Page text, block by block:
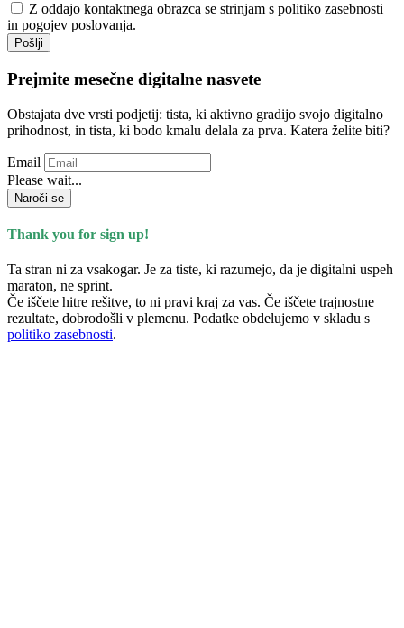
Z oddajo kontaktnega obrazca se strinjam s politiko zasebnosti
in pogojev poslovanja.
Pošlji
Prejmite mesečne digitalne nasvete
Obstajata dve vrsti podjetij: tista, ki aktivno gradijo svojo digitalno
prihodnost, in tista, ki bodo kmalu delala za prva. Katera želite biti?
Email
Please wait...
Naroči se
Thank you for sign up!
Ta stran ni za vsakogar. Je za tiste, ki razumejo, da je digitalni uspeh
maraton, ne sprint.
Če iščete hitre rešitve, to ni pravi kraj za vas. Če iščete trajnostne
rezultate, dobrodošli v plemenu. Podatke obdelujemo v skladu s
politiko zasebnosti.